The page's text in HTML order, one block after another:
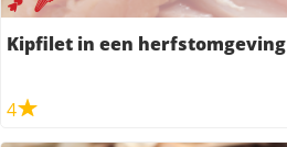
Kipfilet in een herfstomgeving
4